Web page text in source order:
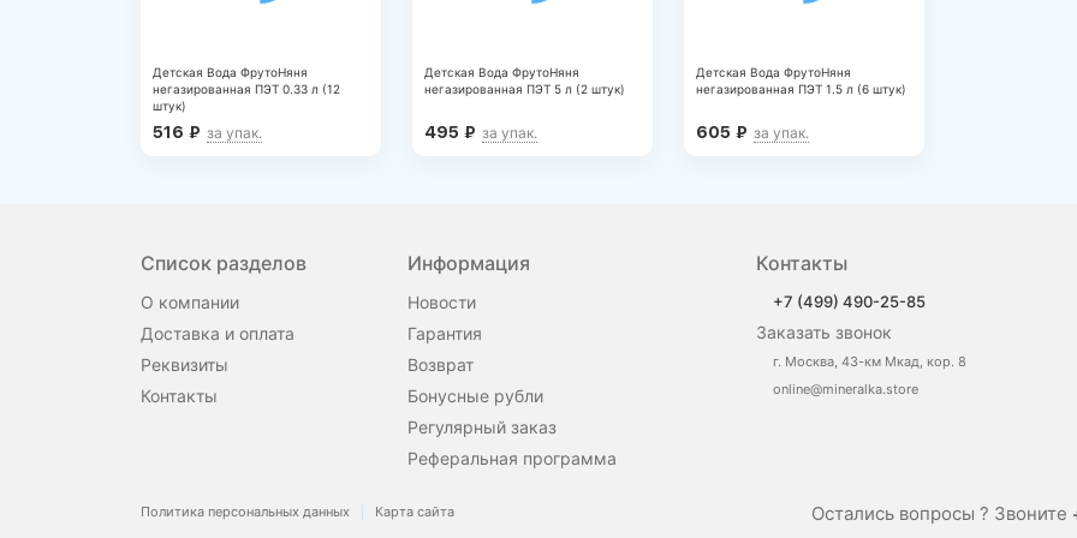
Детская Вода ФрутоНяня
негазированная ПЭТ 0.33 л (12
штук)
516 ₽ за упак.
Детская Вода ФрутоНяня
негазированная ПЭТ 5 л (2 штук)
495 ₽ за упак.
Детская Вода ФрутоНяня
негазированная ПЭТ 1.5 л (6 штук)
605 ₽ за упак.
Список разделов
О компании
Доставка и оплата
Реквизиты
Контакты
Информация
Новости
Гарантия
Возврат
Бонусные рубли
Регулярный заказ
Реферальная программа
Контакты
+7 (499) 490-25-85
Заказать звонок
г. Москва, 43-км Мкад, кор. 8
online@mineralka.store
Политика персональных данных Карта сайта Остались вопросы ? Звоните